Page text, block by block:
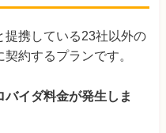
提携している23社以外の
約するプランです。
イダ料金が発生しま